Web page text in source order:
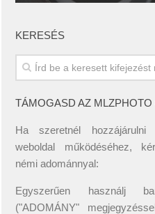
KERESÉS
TÁMOGASD AZ MLZPHOTO
Ha szeretnél hozzájárulni
weboldal működéséhez,
némi adománnyal:
Egyszerűen használj
("ADOMÁNY"